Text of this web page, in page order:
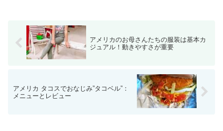
アメリカのお母さんたちの服装は基本カ
ジュアル！動きやすさが重要
アメリカ タコスでおなじみ”タコベル”：
メニューとレビュー